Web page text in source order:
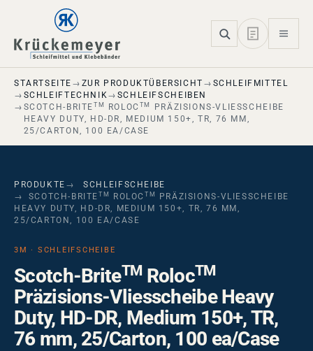
Skip to main navigation
Skip to main content
Skip to page footer
STARTSEITE ZUR PRODUKTÜBERSICHT
SCHLEIFMITTEL
SCHLEIFTECHNIK
SCHLEIFSCHEIBEN
SCOTCH-BRITE TM ROLOC TM
PRÄZISIONS-VLIESSCHEIBE
HEAVY DUTY, HD-DR, MEDIUM 150+, TR, 76 MM,
25/CARTON, 100 EA/CASE
PRODUKTE
SCHLEIFSCHEIBE
SCOTCH-BRITE TM ROLOC TM
PRÄZISIONS-VLIESSCHEIBE
HEAVY DUTY, HD-DR, MEDIUM 150+, TR, 76 MM,
25/CARTON, 100 EA/CASE
3M · SCHLEIFSCHEIBE
Scotch-BriteTMRolocTM
Präzisions-Vliesscheibe Heavy
Duty, HD-DR, Medium 150+, TR,
76 mm, 25/Carton, 100 ea/Case